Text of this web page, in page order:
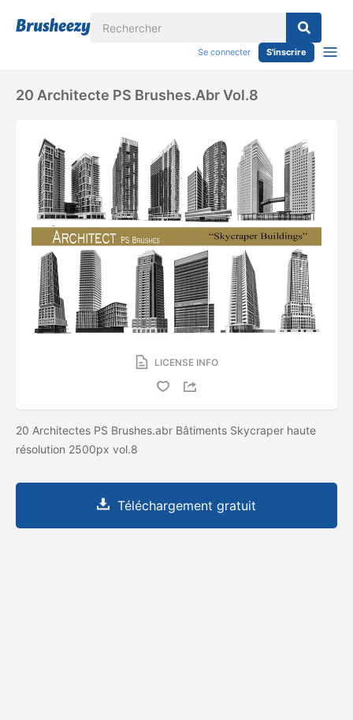
Se connecter S'inscrire
20 Architecte PS Brushes.abr Vol.8
LICENSE INFO
20 Architectes PS Brushes.abr Bâtiments Skycraper haute
résolution 2500px vol.8
Téléchargement gratuit